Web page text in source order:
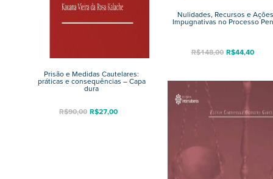
Prisão e Medidas Cautelares:
práticas e consequências – Capa
dura
R$90,00 R$27,00
Nulidades, Recursos e Ações
Impugnativas no Processo
R$148,00 R$44,40